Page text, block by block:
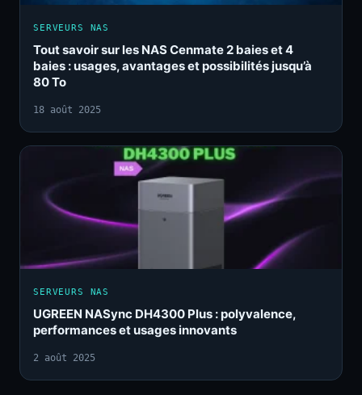
SERVEURS NAS
Tout savoir sur les NAS Cenmate 2 baies et 4
baies : usages, avantages et possibilités jusqu’à
80 To
18 août 2025
SERVEURS NAS
UGREEN NASync DH4300 Plus : polyvalence,
performances et usages innovants
2 août 2025